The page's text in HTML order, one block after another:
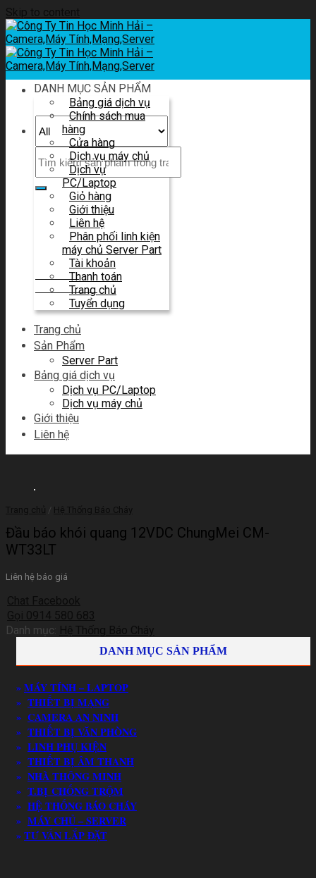
Skip to content
Liên hệ tư vấn
Và báo giá
HOTLINE
0914 580 683
DANH MỤC SẢN PHẨM
Bảng giá dịch vụ
Chính sách mua
hàng
Cửa hàng
Dịch vụ máy chủ
Dịch vụ
PC/Laptop
Giỏ hàng
Giới thiệu
Liên hệ
Phân phối linh kiện
máy chủ Server Part
Tài khoản
Thanh toán
Trang chủ
Tuyển dụng
Trang chủ
Sản Phẩm
Server Part
Bảng giá dịch vụ
Dịch vụ PC/Laptop
Dịch vụ máy chủ
Giới thiệu
Liên hệ
Trang chủ / Hệ Thống Báo Cháy
Đầu báo khói quang 12VDC ChungMei CM-
WT33LT
Liên hệ báo giá
Chat Facebook
Gọi 0914 580 683
Danh mục:
Hệ Thống Báo Cháy
DANH MỤC SẢN PHẨM
»MÁY TÍNH – LAPTOP
» THIẾT BỊ MẠNG
» CAMERA AN NINH
» THIẾT BỊ VĂN PHÒNG
» LINH PHỤ KIỆN
» THIẾT BỊ ÂM THANH
» NHÀ THÔNG MINH
» T.BỊ CHỐNG TRỘM
» HỆ THỐNG BÁO CHÁY
» MÁY CHỦ – SERVER
»TƯ VẤN LẮP ĐẶT